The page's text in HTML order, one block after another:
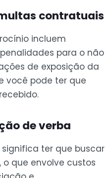
contratuais
incluem
para o não
de exposição da
você pode ter que
de verba
ter que buscar
que envolve custos